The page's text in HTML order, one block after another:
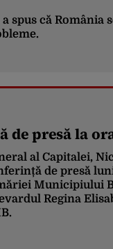
spus că România
de presă la
al Capitalei,
de presă
Municipiului
Regina